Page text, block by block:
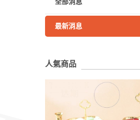
最新消息
人氣商品